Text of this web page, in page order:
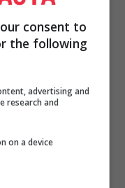
consent to
the following
advertising and
research and
on a device